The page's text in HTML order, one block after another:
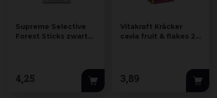
Supreme Selective
Forest Sticks zwarte
4,25
Vitakraft Kräcker
cavia fruit & flakes 2-
3,89